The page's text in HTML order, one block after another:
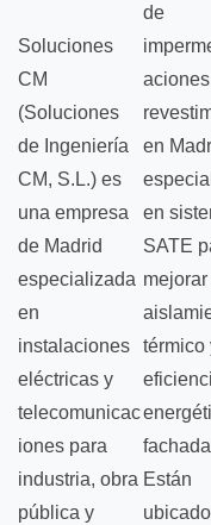
Soluciones
CM
(Soluciones
de Ingeniería
CM, S.L.) es
una empresa
de Madrid
especializada
en
instalaciones
eléctricas y
telecomunicac
iones para
industria, obra
pública y
de
en
en
SATE
mejorar
térmico
Están